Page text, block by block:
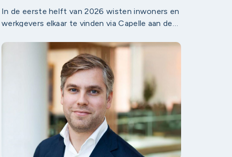
Rijnmond!
In de eerste helft van 2026 wisten inwoners en
werkgevers elkaar te vinden via Capelle aan den
arbeidsmarkt blijft volop in beweging en de
platforms spelen daarin een steeds
belangrijkere rol. Met ruim 14.500 bezoekers en
honderden interacties tussen werkzoekenden
en werkgevers brengen de platforms lokaal
talent en lokale kansen samen.